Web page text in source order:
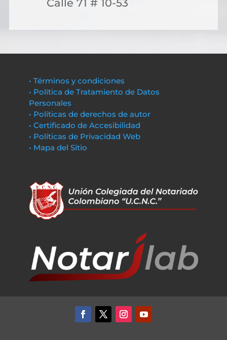
Calle 71 # 10-53
• Términos y condiciones
• Política de Tratamiento de Datos
Personales
• Políticas de derechos de autor
• Certificado de Accesibilidad
• Políticas de Privacidad Web
• Mapa del Sitio